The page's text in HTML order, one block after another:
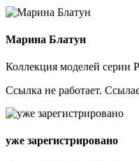
Марина Блатун
Коллекция моделей серии
Ссылка не работает.
уже зарегистрировано